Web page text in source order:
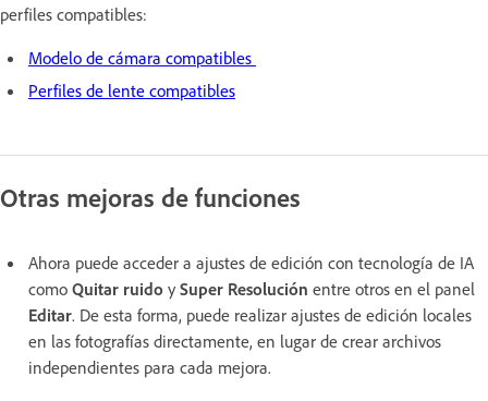
perfiles compatibles:
Modelo de cámara compatibles
Perfiles de lente compatibles
Otras mejoras de funciones
Ahora puede acceder a ajustes de edición con tecnología de IA
como Quitar ruido y Super Resolución entre otros en el panel
Editar. De esta forma, puede realizar ajustes de edición locales
en las fotografías directamente, en lugar de crear archivos
independientes para cada mejora.